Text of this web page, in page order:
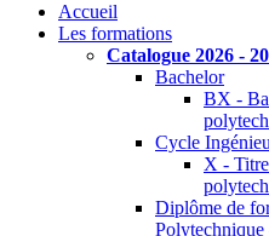
Accueil
Les formations
Catalogue 2026 -
Bachelor
BX -
Cycle
X -
Diplôme de